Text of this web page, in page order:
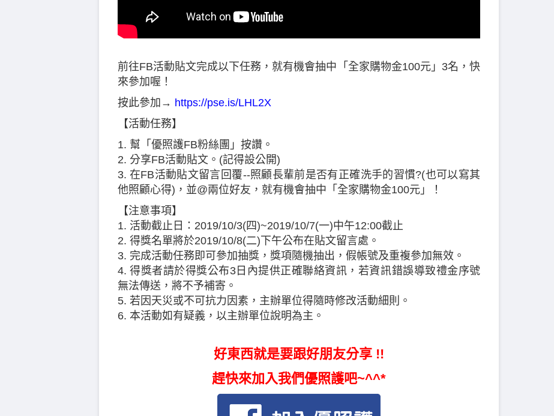
前往FB活動貼文完成以下任務，就有機會抽中「全家購物金100元」3名，快
來參加喔！
按此參加→ https://pse.is/LHL2X
【活動任務】
1. 幫「優照護FB粉絲團」按讚。
2. 分享FB活動貼文。(記得設公開)
3. 在FB活動貼文留言回覆--照顧長輩前是否有正確洗手的習慣?(也可以寫其
他照顧心得)，並@兩位好友，就有機會抽中「全家購物金100元」！
【注意事項】
1. 活動截止日：2019/10/3(四)~2019/10/7(一)中午12:00截止
2. 得獎名單將於2019/10/8(二)下午公布在貼文留言處。
3. 完成活動任務即可參加抽獎，獎項隨機抽出，假帳號及重複參加無效。
4. 得獎者請於得獎公布3日內提供正確聯絡資訊，若資訊錯誤導致禮金序號
無法傳送，將不予補寄。
5. 若因天災或不可抗力因素，主辦單位得隨時修改活動細則。
6. 本活動如有疑義，以主辦單位說明為主。
好東西就是要跟好朋友分享 !!
趕快來加入我們優照護吧~^^*